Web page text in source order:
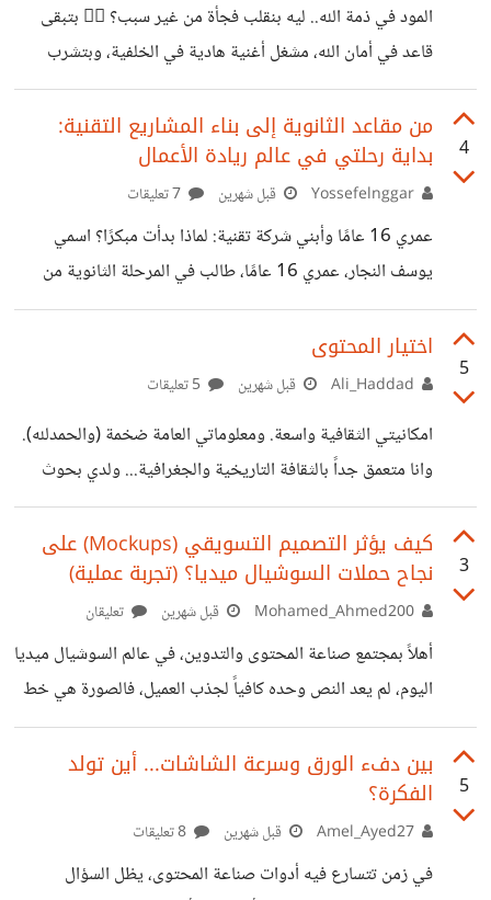
وكأنها تجربة شخصية، بينما هي في الحقيقة محتوى مدفوع
ومخطط له مسبقًا، وهذا ما كنت أفعله في عملي نظرًا لكوني
كاتبة
​المود في ذمة الله.. ليه بنقلب فجأة من غير سبب؟ 🤷‍♂️ ​بتبقى
قاعد في أمان الله، مشغل أغنية هادية في الخلفية، وبتشرب
كوباية الشاي المتينة المظبوطة على الشعرة، وفجأة.. بوم!
السيستم يسقط، والمزاج يقلب 180 درجة كاملة من شخص
"مقبل على الحياة ومتصالح مع الكوكب" لشخص "مش طايق
دبان وشي ولو حد بصلي هعمل جناية". الأغرب من كل ده بقى،
لما حد من أهل بيتك أو أصحابك يلاحظ الوجوم اللي حل على
وشك فجأة ويسألك بقلق حقيقي: "مالك يا ابني
4
من مقاعد الثانوية إلى بناء المشاريع التقنية:
بداية رحلتي في عالم ريادة الأعمال
قبل شهرين
عمري 16 عامًا وأبني شركة تقنية: لماذا بدأت مبكرًا؟ اسمي
يوسف النجار، عمري 16 عامًا، طالب في المرحلة الثانوية من
مصر. مثل كثير من الشباب، بدأت رحلتي مع الإنترنت من باب
الفضول. لكن مع الوقت اكتشفت أنني لا أريد أن أكون مجرد
مستخدم للتقنية، بل أريد أن أبنيها. خلال الفترة الماضية تعلمت
الإلكترونية والمنتجات الرقمية والذكاء الاصطناعي. لم يكن
هدفي مجرد تعلم كتابة الأكواد، بل فهم كيف تُبنى الشركات
التقنية وكيف
5
اختيار المحتوى
قبل شهرين
امكانيتي الثقافية واسعة. ومعلوماتي العامة ضخمة (والحمدلله).
وانا متعمق جداً بالثقافة التاريخية والجغرافية... ولدي بحوث
خاصه بجهودي الذاتية بعدة مواضيع اقتصادية ومالية.. ومنذ مدة
وانا عازم على صناعة محتوى هادف ينبني على اساس معرفة
الشخصية وذلك لان كما تعلمون اقوى محتوى على السوشيال
ميديا هو الذي يفهمه صاحبه ولكنني محتار فعلا بين المحتوى
التاريخي والمحتوى المالي... قررت اخيرا ان يكون المحتوى
الاساسي خاصتي هو المحتوى التاريخي. ولكن لن اقدمه بالصورة
ساستخدم اسلوب القصص
3
كيف يؤثر التصميم التسويقي (Mockups) على
نجاح حملات السوشيال ميديا؟ (تجربة عملية)
قبل شهرين تعليقان
أهلاً بمجتمع صناعة المحتوى والتدوين، في عالم السوشيال ميديا
اليوم، لم يعد النص وحده كافياً لجذب العميل، فالصورة هي خط
الدفاع الأول التي تجعل المستخدم يتوقف عن التمرير (Scroll).
ومن خلال عملي في مجال التصميم والتسويق الرقمي، لاحظت
فجوة كبيرة يقع فيها بعض صناع المحتوى وأصحاب المشاريع،
وهي الاعتماد على صور المنتجات بشكل مجرد وممل، دون ربطها
بسياق واقعي يعيشه العميل. هنا يأتي دور "التصميم التسويقي
5
بين دفء الورق وسرعة الشاشات... أين تولد
الفكرة؟
قبل شهرين
في زمن تتسارع فيه أدوات صناعة المحتوى، يظل السؤال